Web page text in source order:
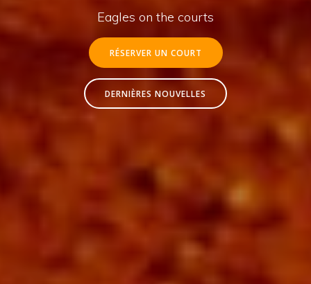
Eagles on the courts
RÉSERVER UN COURT
DERNIÈRES NOUVELLES